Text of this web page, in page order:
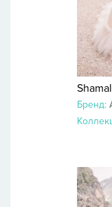
Shamal
Бренд: